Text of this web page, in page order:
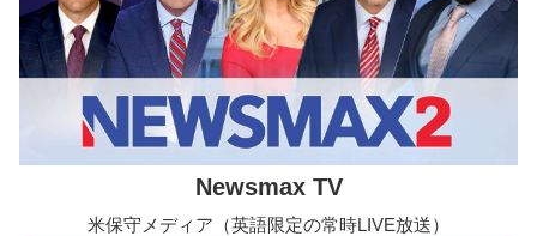
Newsmax TV
米保守メディア（英語限定の常時LIVE放送）